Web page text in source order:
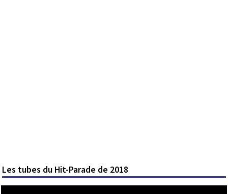
Les tubes du Hit-Parade de 2018